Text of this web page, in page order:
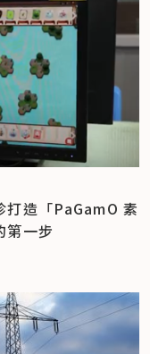
打造「PaGamO 素
第一步